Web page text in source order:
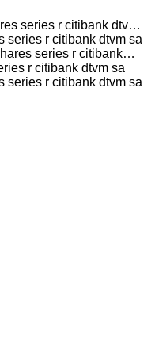
series r citibank dtvm
series r citibank dtvm sa
series r citibank
r citibank dtvm sa
series r citibank dtvm sa